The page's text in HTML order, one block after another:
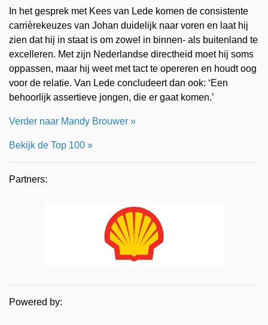
In het gesprek met Kees van Lede komen de consistente
carrièrekeuzes van Johan duidelijk naar voren en laat hij
zien dat hij in staat is om zowel in binnen- als buitenland te
excelleren. Met zijn Nederlandse directheid moet hij soms
oppassen, maar hij weet met tact te opereren en houdt oog
voor de relatie. Van Lede concludeert dan ook: ‘Een
behoorlijk assertieve jongen, die er gaat komen.’
Verder naar Mandy Brouwer »
Bekijk de Top 100 »
Partners:
Powered by: